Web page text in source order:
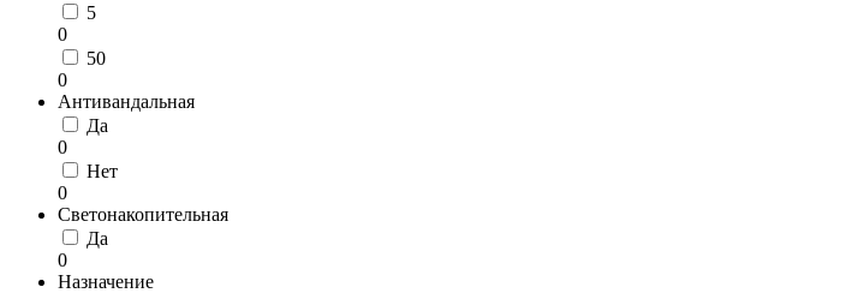
5
0
50
0
Антивандальная
Да
0
Нет
0
Светонакопительная
Да
0
Назначение